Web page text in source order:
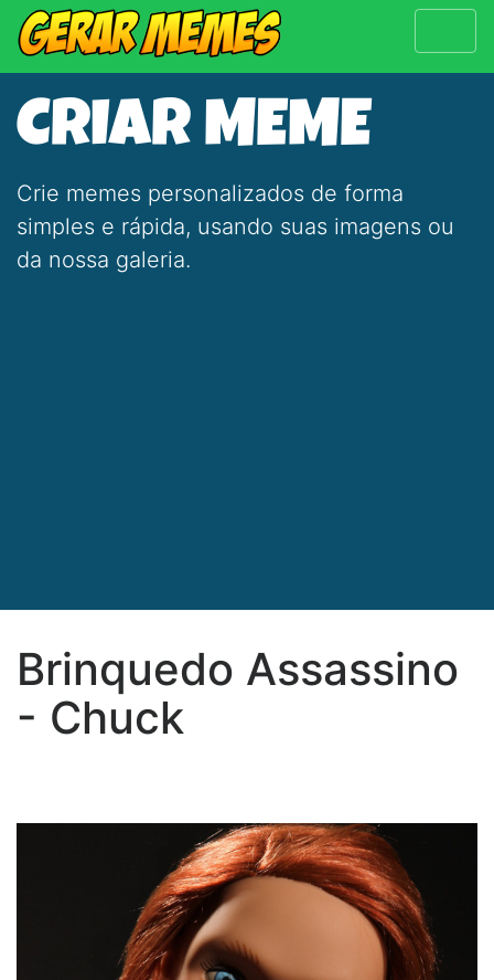
CRIAR MEME
Crie memes personalizados de forma
simples e rápida, usando suas imagens ou
da nossa galeria.
Brinquedo Assassino
- Chuck